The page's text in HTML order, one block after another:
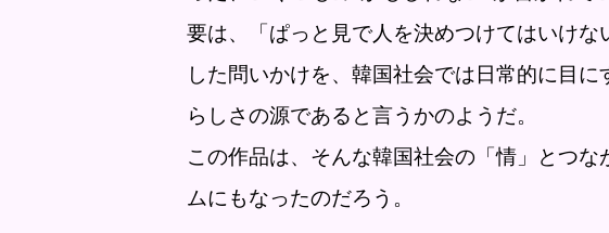
要は、「ぱっと見で人を決めつけてはいけな
した問いかけを、韓国社会では日常的に目に
らしさの源であると言うかのようだ。
この作品は、そんな韓国社会の「情」とつな
ムにもなったのだろう。